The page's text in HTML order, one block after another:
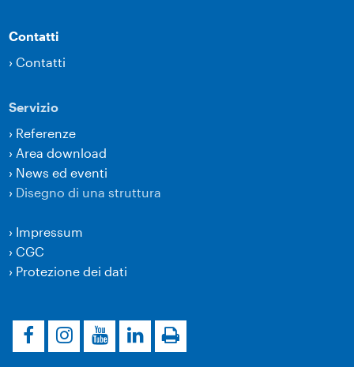
Contatti
›Contatti
Servizio
› Referenze
› Area download
› News ed eventi
› Disegno di una struttura
› Impressum
›CGC
› Protezione dei dati